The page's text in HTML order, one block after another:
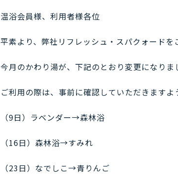
温浴会員様、利用者様各位
平素より、弊社リフレッシュ・スパクォードを
今月のかわり湯が、下記のとおり変更になりま
ご利用の際は、事前に確認していただきますよ
（9日）ラベンダー→森林浴
（16日）森林浴→すみれ
（23日）なでしこ→青りんご